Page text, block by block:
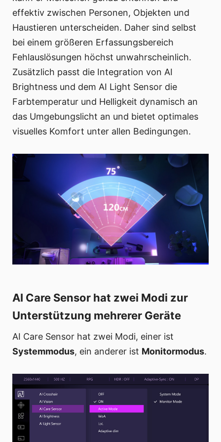
effektiv zwischen Personen, Objekten und
Haustieren unterscheiden. Daher sind selbst
bei einem größeren Erfassungsbereich
Fehlauslösungen höchst unwahrscheinlich.
Zusätzlich passt die Integration von AI
Brightness und dem AI Light Sensor die
Farbtemperatur und Helligkeit dynamisch an
das Umgebungslicht an und bietet optimales
visuelles Komfort unter allen Bedingungen.
AI Care Sensor hat zwei Modi zur
Unterstützung mehrerer Geräte
AI Care Sensor hat zwei Modi, einer ist
Systemmodus, ein anderer ist Monitormodus.